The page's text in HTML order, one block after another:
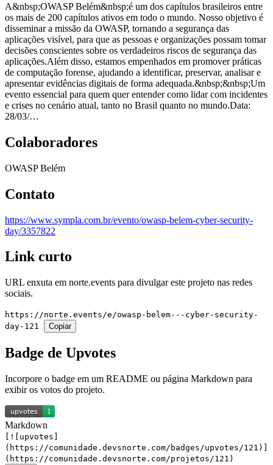
A&nbsp;OWASP Belém&nbsp;é um dos capítulos brasileiros entre
os mais de 200 capítulos ativos em todo o mundo. Nosso objetivo é
disseminar a missão da OWASP, tornando a segurança das
aplicações visível, para que as pessoas e organizações possam tomar
decisões conscientes sobre os verdadeiros riscos de segurança das
aplicações.Além disso, estamos empenhados em promover práticas
de computação forense, ajudando a identificar, preservar, analisar e
apresentar evidências digitais de forma adequada.&nbsp;&nbsp;Um
evento essencial para quem quer entender como lidar com incidentes
e crises no cenário atual, tanto no Brasil quanto no mundo.Data:
28/03/…
Colaboradores
OWASP Belém
Contato
https://www.sympla.com.br/evento/owasp-belem-cyber-security-
day/3357822
Link curto
URL enxuta em norte.events para divulgar este projeto nas redes
sociais.
https://norte.events/e/owasp-belem---cyber-security-
day-121
Copiar
Badge de Upvotes
Incorpore o badge em um README ou página Markdown para
exibir os votos do projeto.
Markdown
[![upvotes]
(https://comunidade.devsnorte.com/badges/upvotes/121)]
(https://comunidade.devsnorte.com/projetos/121)